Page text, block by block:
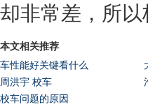
却非常差，所
本文相关推荐
车性能好关键看什么
周洪宇 校车
校车问题的原因